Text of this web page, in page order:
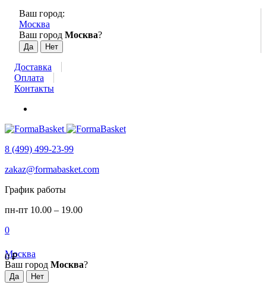
Ваш город:
Москва
Ваш город Москва?
Доставка
Оплата
Контакты
8 (499) 499-23-99
zakaz@formabasket.com
График работы
пн-пт 10.00 – 19.00
0
0₽
Москва
Ваш город Москва?